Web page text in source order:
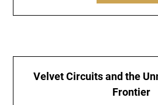
Velvet Circuits and the
Frontier